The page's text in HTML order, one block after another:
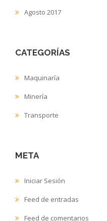
Agosto 2017
CATEGORÍAS
Maquinaría
Minería
Transporte
META
Iniciar Sesión
Feed de entradas
Feed de comentarios